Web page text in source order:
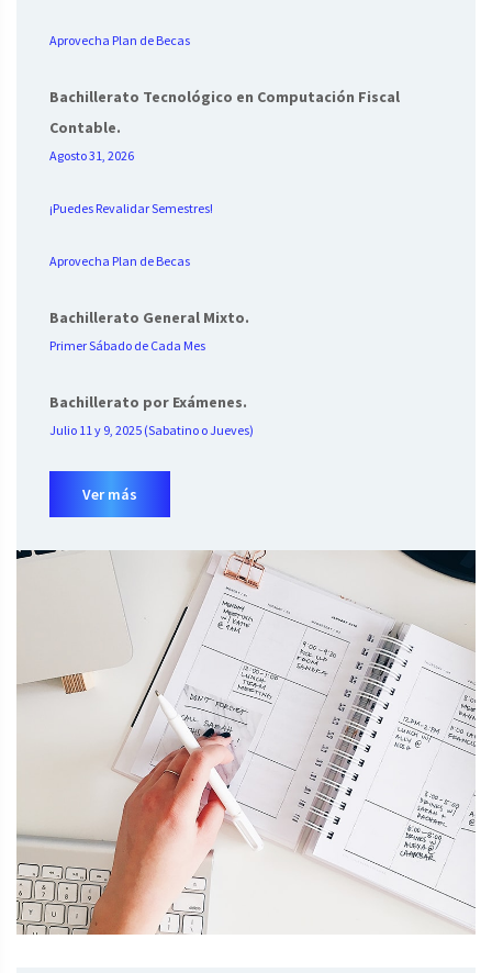
Aprovecha Plan de Becas
Bachillerato Tecnológico en Computación Fiscal
Contable.
Agosto 31, 2026
¡Puedes Revalidar Semestres!
Aprovecha Plan de Becas
Bachillerato General Mixto.
Primer Sábado de Cada Mes
Bachillerato por Exámenes.
Julio 11 y 9, 2025 (Sabatino o Jueves)
Ver más